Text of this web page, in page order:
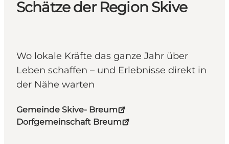
Schätze der Region Skive
Wo lokale Kräfte das ganze Jahr über
Leben schaffen – und Erlebnisse direkt in
der Nähe warten
Gemeinde Skive- Breum
Dorfgemeinschaft Breum